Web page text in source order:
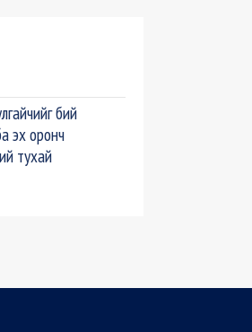
бий
эх оронч
тухай